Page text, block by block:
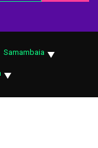
Samambaia